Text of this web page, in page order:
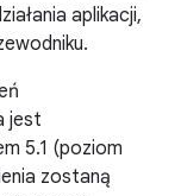
aplikacji,
jest
5.1 (poziom
zostaną